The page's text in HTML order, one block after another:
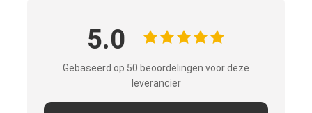
5.0
Gebaseerd op 50 beoordelingen voor deze
leverancier